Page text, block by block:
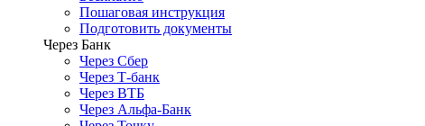
Пошаговая инструкция
Подготовить документы
Через Банк
Через Сбер
Через Т-банк
Через ВТБ
Через Альфа-Банк